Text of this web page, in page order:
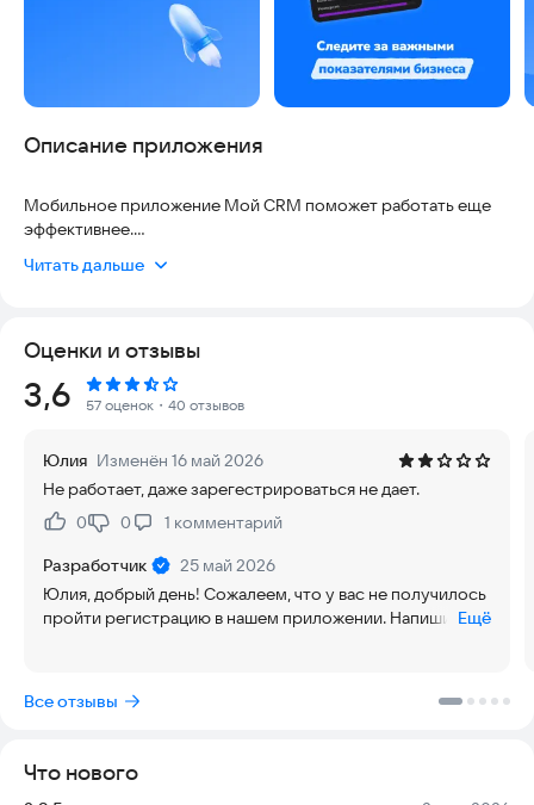
Описание приложения
Мобильное приложение Мой CRM поможет работать еще
эффективнее.
Неважно какой у вас бизнес и сколько людей в штате, Мой
МОЙ CRM ЭТО:
* аналитические дашборды по важным показателям вашего
* выгрузка отчетов на мобильное устройство с
возможностью поделиться ими с коллегами
* функционал работы со сделками, задачами, контактами и
прочими сущностями, позволяющий полноценно создавать
и редактировать бизнес-объекты вдали от рабочего места
Читать дальше
Оценки и отзывы
Рейтинг:
3,6 57 оценок ・40 отзывов
Юлия Изменён 16 май 2026
Не работает, даже зарегестрироваться не дает.
Нравится:
0Не нравится:
0 1 комментарий
Разработчик
25 май 2026
Юлия, добрый день! Сожалеем, что у вас не получилось
пройти регистрацию в нашем приложении. Напишите,Ещё
Все отзывы
Что нового